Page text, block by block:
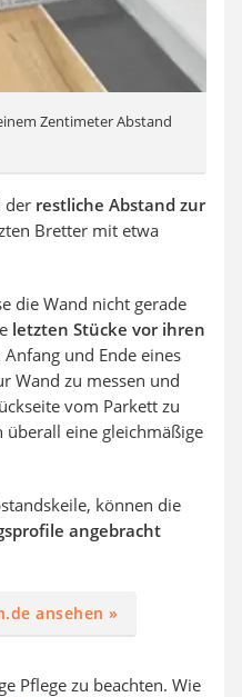
Zentimeter Abstand
der restliche Abstand zur
Bretter mit etwa
die Wand nicht gerade
letzten Stücke vor ihren
Anfang und Ende eines
Wand zu messen und
vom Parkett zu
eine gleichmäßige
können die
angebracht
ansehen »
Pflege zu beachten. Wie